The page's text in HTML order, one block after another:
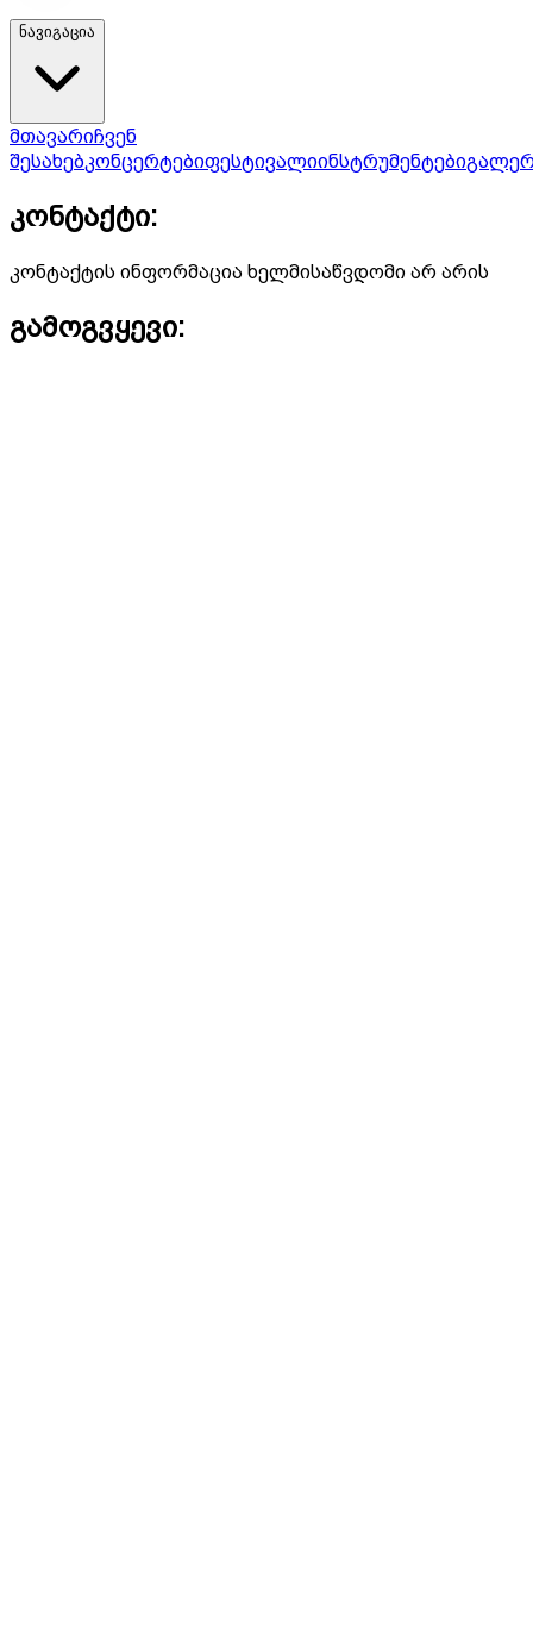
ნავიგაცია
მთავარიჩვენ
შესახებკონცერტებიფესტივალიინსტრუმენტები
კონტაქტი:
კონტაქტის ინფორმაცია ხელმისაწვდომი არ არის
გამოგვყევი: